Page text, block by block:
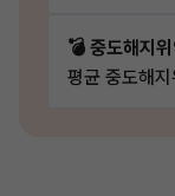
💣 중도해지
평균 중도해